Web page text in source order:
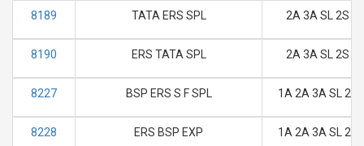
8189 TATA ERS SPL 2A 3A SL 2S
8190 ERS TATA SPL 2A 3A SL 2S
8227 BSP ERS S F SPL 1A 2A 3A SL 2S
8228 ERS BSP EXP 1A 2A 3A SL 2S